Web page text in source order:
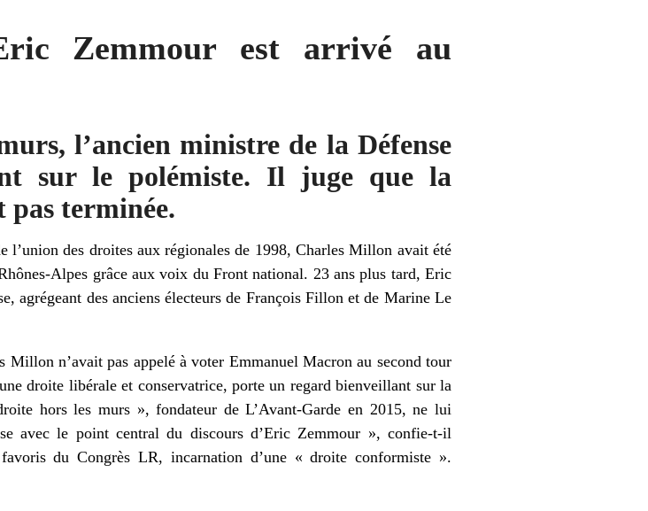
Zemmour est arrivé au
l’ancien ministre de la Défense
sur le polémiste. Il juge que la
pas terminée.
l’union des droites aux régionales de 1998,Charles Millon avait été
Alpes grâce aux voix du Front national. 23 ans plus tard, Eric
agrégeant des anciens électeurs de François Fillonet de Marine Le
Millon n’avait pas appelé à voter Emmanuel Macron au second tour
droite libérale et conservatrice, porte un regard bienveillant sur la
hors les murs », fondateur de L’Avant-Garde en 2015, ne lui
avec le point central du discours d’Eric Zemmour », confie-t-il
du Congrès LR, incarnation d’une « droite conformiste ».